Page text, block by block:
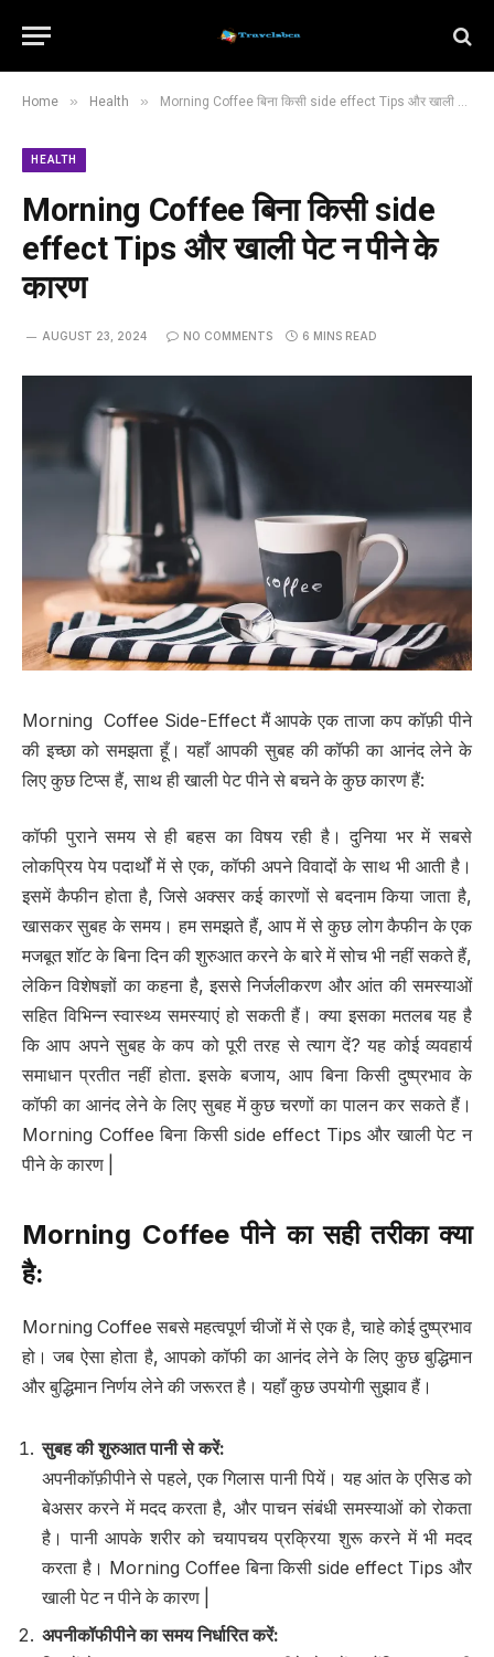
Home » Health » Morning Coffee बिना किसी side effect Tips और खाली पेट न पीने के कारण
HEALTH
Morning Coffee बिना किसी side
effect Tips और खाली पेट न पीने के
कारण
AUGUST 23, 2024 NO COMMENTS 6 MINS READ
Morning Coffee Side-Effect मैं आपके एक ताजा कप कॉफ़ी पीने
की इच्छा को समझता हूँ। यहाँ आपकी सुबह की कॉफी का आनंद लेने के
लिए कुछ टिप्स हैं, साथ ही खाली पेट पीने से बचने के कुछ कारण हैं:
कॉफी पुराने समय से ही बहस का विषय रही है। दुनिया भर में सबसे
लोकप्रिय पेय पदार्थों में से एक, कॉफी अपने विवादों के साथ भी आती है।
इसमें कैफीन होता है, जिसे अक्सर कई कारणों से बदनाम किया जाता है,
खासकर सुबह के समय। हम समझते हैं, आप में से कुछ लोग कैफीन के एक
मजबूत शॉट के बिना दिन की शुरुआत करने के बारे में सोच भी नहीं सकते हैं,
लेकिन विशेषज्ञों का कहना है, इससे निर्जलीकरण और आंत की समस्याओं
सहित विभिन्न स्वास्थ्य समस्याएं हो सकती हैं। क्या इसका मतलब यह है
कि आप अपने सुबह के कप को पूरी तरह से त्याग दें? यह कोई व्यवहार्य
समाधान प्रतीत नहीं होता. इसके बजाय, आप बिना किसी दुष्प्रभाव के
कॉफी का आनंद लेने के लिए सुबह में कुछ चरणों का पालन कर सकते हैं।
Morning Coffee बिना किसी side effect Tips और खाली पेट न
पीने के कारण |
Morning Coffeeपीने का सही तरीका क्या
है:
Morning Coffee सबसे महत्वपूर्ण चीजों में से एक है, चाहे कोई दुष्प्रभाव
हो। जब ऐसा होता है, आपको कॉफी का आनंद लेने के लिए कुछ बुद्धिमान
और बुद्धिमान निर्णय लेने की जरूरत है। यहाँ कुछ उपयोगी सुझाव हैं।
सुबह की शुरुआत पानी से करें:
अपनीकॉफ़ीपीने से पहले, एक गिलास पानी पियें। यह आंत के एसिड को
बेअसर करने में मदद करता है, और पाचन संबंधी समस्याओं को रोकता
है। पानी आपके शरीर को चयापचय प्रक्रिया शुरू करने में भी मदद
करता है। Morning Coffee बिना किसी side effect Tips और
खाली पेट न पीने के कारण |
अपनीकॉफीपीने का समय निर्धारित करें: